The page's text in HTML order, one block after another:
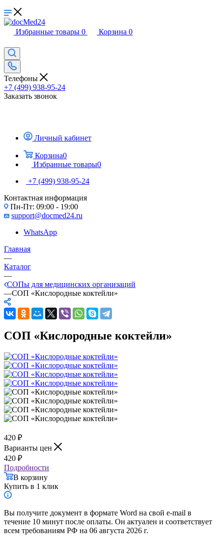
Избранные товары 0 Корзина 0
Телефоны
+7 (499) 938-95-24
Заказать звонок
Личный кабинет
Корзина0
Избранные товары0
+7 (499) 938-95-24
Контактная информация
Пн-Пт: 09:00 - 19:00
support@docmed24.ru
WhatsApp
Главная
—
Каталог
—
СОПы для медицинских организаций
—СОП «Кислородные коктейли»
СОП «Кислородные коктейли»
420 ₽
Варианты цен
420 ₽
Подробности
В корзину
Купить в 1 клик
Вы получите документ в формате Word на свой e-mail в
течение 10 минут после оплаты. Он актуален и соответствует
всем требованиям РФ на 06 августа 2026 г.